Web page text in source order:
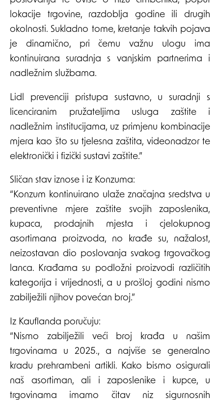
lokacije trgovine, razdoblja godine ili drugih
okolnosti. Sukladno tome, kretanje takvih pojava
je dinamično, pri čemu važnu ulogu ima
kontinuirana suradnja s vanjskim partnerima i
nadležnim službama.
Lidl prevenciji pristupa sustavno, u suradnji s
licenciranim pružateljima usluga zaštite i
nadležnim institucijama, uz primjenu kombinacije
mjera kao što su tjelesna zaštita, videonadzor te
elektronički i fizički sustavi zaštite.”
Sličan stav iznose i iz Konzuma:
“Konzum kontinuirano ulaže značajna sredstva u
preventivne mjere zaštite svojih zaposlenika,
kupaca, prodajnih mjesta i cjelokupnog
asortimana proizvoda, no krađe su, nažalost,
neizostavan dio poslovanja svakog trgovačkog
lanca. Krađama su podložni proizvodi različitih
kategorija i vrijednosti, a u prošloj godini nismo
zabilježili njihov povećan broj.”
Iz Kauflanda poručuju:
“Nismo zabilježili veći broj krađa u našim
trgovinama u 2025., a najviše se generalno
kradu prehrambeni artikli. Kako bismo osigurali
naš asortiman, ali i zaposlenike i kupce, u
trgovinama imamo čitav niz sigurnosnih